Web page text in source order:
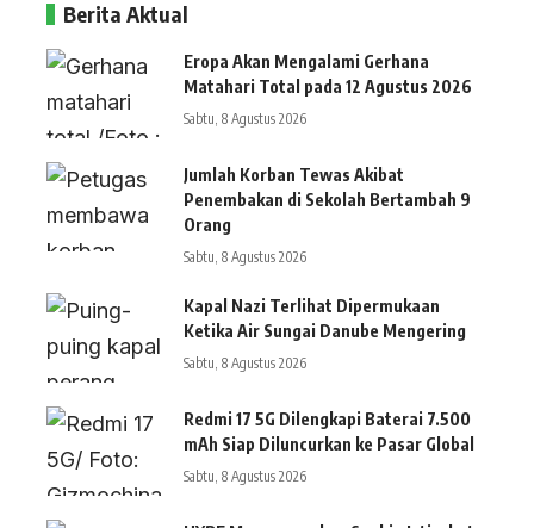
Berita Aktual
Eropa Akan Mengalami Gerhana
Matahari Total pada 12 Agustus 2026
Sabtu, 8 Agustus 2026
Jumlah Korban Tewas Akibat
Penembakan di Sekolah Bertambah 9
Orang
Sabtu, 8 Agustus 2026
Kapal Nazi Terlihat Dipermukaan
Ketika Air Sungai Danube Mengering
Sabtu, 8 Agustus 2026
Redmi 17 5G Dilengkapi Baterai 7.500
mAh Siap Diluncurkan ke Pasar Global
Sabtu, 8 Agustus 2026